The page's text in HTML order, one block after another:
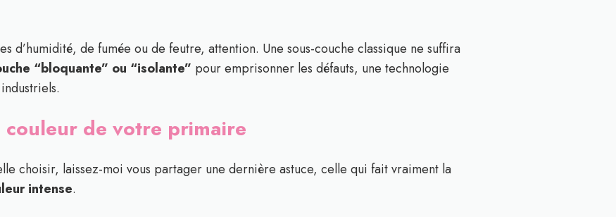
d’humidité, de fumée ou de feutre, attention. Une sous-couche classique ne suffira
“bloquante” ou “isolante” pour emprisonner les défauts, une technologie
industriels.
couleur de votre primaire
choisir, laissez-moi vous partager une dernière astuce, celle qui fait vraiment la
intense.